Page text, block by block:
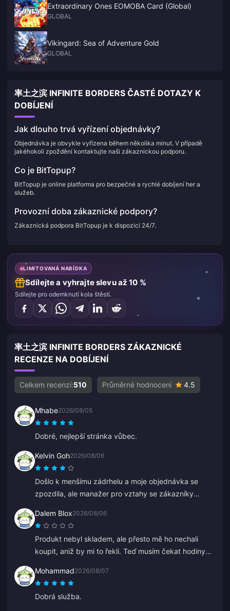
Extraordinary Ones EOMOBA Card (Global)
GLOBAL
Vikingard: Sea of Adventure Gold
GLOBAL
率土之滨 INFINITE BORDERS ČASTÉ DOTAZY K
DOBÍJENÍ
Jak dlouho trvá vyřízení objednávky?
Objednávka je obvykle vyřízena během několika minut. V případě
jakéhokoli zpoždění kontaktujte naši zákaznickou podporu.
Co je BitTopup?
BitTopup je online platforma pro bezpečné a rychlé dobíjení her a
služeb.
Provozní doba zákaznické podpory?
Zákaznická podpora BitTopup je k dispozici 24/7.
LIMITOVANÁ NABÍDKA
Sdílejte a vyhrajte slevu až 10 %
Sdílejte pro odemknutí kola štěstí.
率土之滨 INFINITE BORDERS ZÁKAZNICKÉ
RECENZE NA DOBÍJENÍ
Celkem recenzí:510 Průměrné hodnocení 4.5
Mhabe2026/08/05
Dobré, nejlepší stránka vůbec.
Kelvin Goh2026/08/06
Došlo k menšímu zádrhelu a moje objednávka se
zpozdila, ale manažer pro vztahy se zákazníky
ohledně kompenzace. Spokojenost s výsledkem,
oceňuji snahu. Díky!
Dalem Blox2026/08/06
Produkt nebyl skladem, ale přesto mě ho nechali
koupit, aniž by mi to řekli. Teď musím čekat hodiny
Mohammad2026/08/07
Dobrá služba.